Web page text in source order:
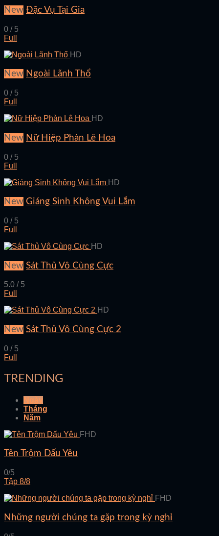
New Đặc Vụ Tại Gia
0 / 5
Full
HD
New Ngoài Lãnh Thổ
0 / 5
Full
HD
New Nữ Hiệp Phàn Lê Hoa
0 / 5
Full
HD
New Giáng Sinh Không Vui Lắm
0 / 5
Full
HD
New Sát Thủ Vô Cùng Cực
5.0 / 5
Full
HD
New Sát Thủ Vô Cùng Cực 2
0 / 5
Full
TRENDING
Ngày
Tháng
Năm
FHD
Tên Trộm Dấu Yêu
0/5
Tập 8/8
FHD
Những người chúng ta gặp trong kỳ nghỉ